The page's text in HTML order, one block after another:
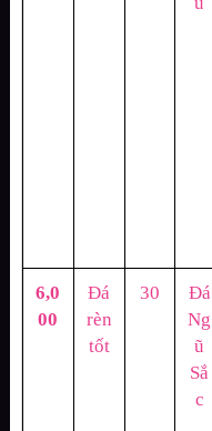
6,0
00
Đá
rèn
tốt
30
Đá
Ng
ũ
Sắ
c